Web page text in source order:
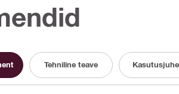
Tehniline teave